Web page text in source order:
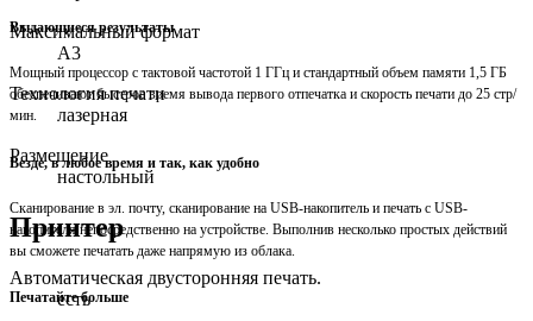
Выдающиеся результаты
Мощный процессор с тактовой частотой 1 ГГц и стандартный объем памяти 1,5 ГБ
обеспечивают быстрое время вывода первого отпечатка и скорость печати до 25 стр/
мин.
Везде, в любое время и так, как удобно
Сканирование в эл. почту, сканирование на USB-накопитель и печать с USB-
накопителя непосредственно на устройстве. Выполнив несколько простых действий
вы сможете печатать даже напрямую из облака.
Печатайте больше
Максимальный формат
A3
Технология печати
лазерная
Размещение
настольный
Принтер
Автоматическая двусторонняя печать.
есть